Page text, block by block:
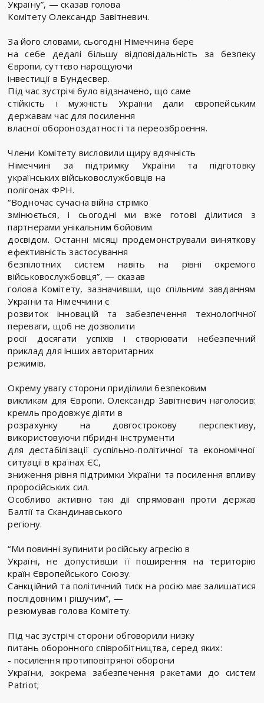
Україну”, — сказав голова
Комітету Олександр Завітневич.
За його словами, сьогодні Німеччина бере
на себе дедалі більшу відповідальність за безпеку
Європи, суттєво нарощуючи
інвестиції в Бундесвер.
Під час зустрічі було відзначено, що саме
стійкість і мужність України дали європейським
державам час для посилення
власної обороноздатності та переозброєння.
Члени Комітету висловили щиру вдячність
Німеччині за підтримку України та підготовку
українських військовослужбовців на
полігонах ФРН.
“Водночас сучасна війна стрімко
змінюється, і сьогодні ми вже готові ділитися з
партнерами унікальним бойовим
досвідом. Останні місяці продемонстрували виняткову
ефективність застосування
безпілотних систем навіть на рівні окремого
військовослужбовця”, — сказав
голова Комітету, зазначивши, що спільним завданням
України та Німеччини є
розвиток інновацій та забезпечення технологічної
переваги, щоб не дозволити
росії досягати успіхів і створювати небезпечний
приклад для інших авторитарних
режимів.
Окрему увагу сторони приділили безпековим
викликам для Європи. Олександр Завітневич наголосив:
кремль продовжує діяти в
розрахунку на довгострокову перспективу,
використовуючи гібридні інструменти
для дестабілізації суспільно-політичної та економічної
ситуації в країнах ЄС,
зниження рівня підтримки України та посилення впливу
проросійських сил.
Особливо активно такі дії спрямовані проти держав
Балтії та Скандинавського
регіону.
“Ми повинні зупинити російську агресію в
Україні, не допустивши її поширення на територію
країн Європейського Союзу.
Санкційний та політичний тиск на росію має залишатися
послідовним і рішучим”, —
резюмував голова Комітету.
Під час зустрічі сторони обговорили низку
питань оборонного співробітництва, серед яких:
- посилення протиповітряної оборони
України, зокрема забезпечення ракетами до систем
Patriot;